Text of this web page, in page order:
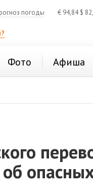
погоды € 94,84$
Фото Афиша